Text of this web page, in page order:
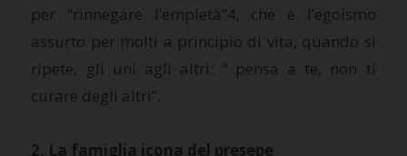
per “rinnegare l’empietà”4, che è l’egoismo
assurto per molti a principio di vita, quando si
ripete, gli uni agli altri: “ pensa a te, non ti
curare degli altri”.
2. La famiglia icona del presepe